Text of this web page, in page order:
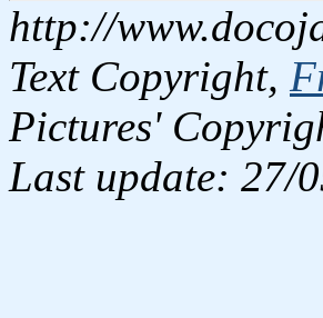
http://
Text Copyright,
Pictures'
Last update: 27/